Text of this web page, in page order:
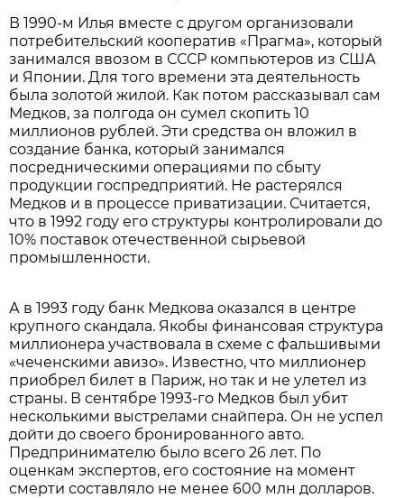
В 1990-м Илья вместе с другом организовали
потребительский кооператив «Прагма», который
занимался ввозом в СССР компьютеров из США
и Японии. Для того времени эта деятельность
была золотой жилой. Как потом рассказывал сам
Медков, за полгода он сумел скопить 10
миллионов рублей. Эти средства он вложил в
создание банка, который занимался
посредническими операциями по сбыту
продукции госпредприятий. Не растерялся
Медков и в процессе приватизации. Считается,
что в 1992 году его структуры контролировали до
10% поставок отечественной сырьевой
промышленности.
А в 1993 году банк Медкова оказался в центре
крупного скандала. Якобы финансовая структура
миллионера участвовала в схеме с фальшивыми
«чеченскими авизо». Известно, что миллионер
приобрел билет в Париж, но так и не улетел из
страны. В сентябре 1993-го Медков был убит
несколькими выстрелами снайпера. Он не успел
дойти до своего бронированного авто.
Предпринимателю было всего 26 лет. По
оценкам экспертов, его состояние на момент
смерти составляло не менее 600 млн долларов.